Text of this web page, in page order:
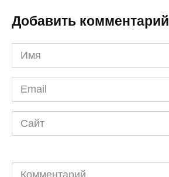
Добавить комментарий
Имя
*
Email
*
Сайт
Комментарий